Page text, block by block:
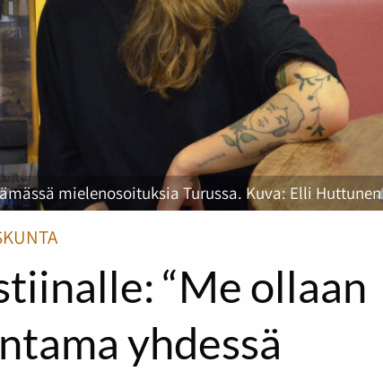
mielenosoituksia Turussa. Kuva: Elli Huttunen
“Me ollaan
yhdessä